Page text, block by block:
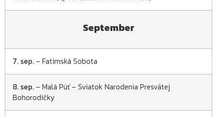
September
7. sep. – Fatimská Sobota
8. sep. – Malá Púť – Sviatok Narodenia Presvätej
Bohorodičky